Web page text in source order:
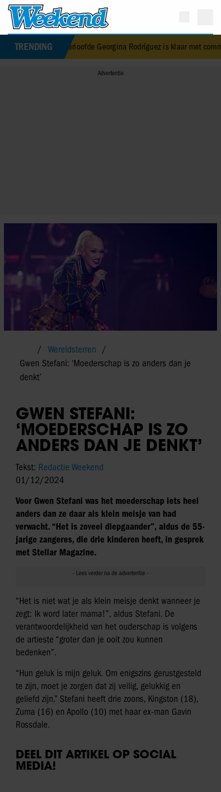
TRENDING
verloofde Georgina Rodríguez is klaar met commentaar op
Wereldsterren
Gwen Stefani: ‘Moederschap is zo anders dan je
denkt’
GWEN STEFANI:
‘MOEDERSCHAP IS ZO
ANDERS DAN JE DENKT’
Tekst: Redactie Weekend
01/12/2024
Voor Gwen Stefani was het moederschap iets heel
anders dan ze daar als klein meisje van had
verwacht. “Het is zoveel diepgaander”, aldus de 55-
jarige zangeres, die drie kinderen heeft, in gesprek
met Stellar Magazine.
“Het is niet wat je als klein meisje denkt wanneer je
zegt: Ik word later mama!”, aldus Stefani. De
verantwoordelijkheid van het ouderschap is volgens
de artieste “groter dan je ooit zou kunnen
bedenken”.
“Hun geluk is mijn geluk. Om enigszins gerustgesteld
te zijn, moet je zorgen dat zij veilig, gelukkig en
geliefd zijn.” Stefani heeft drie zoons, Kingston (18),
Zuma (16) en Apollo (10) met haar ex-man Gavin
Rossdale.
DEEL DIT ARTIKEL OP SOCIAL
MEDIA!